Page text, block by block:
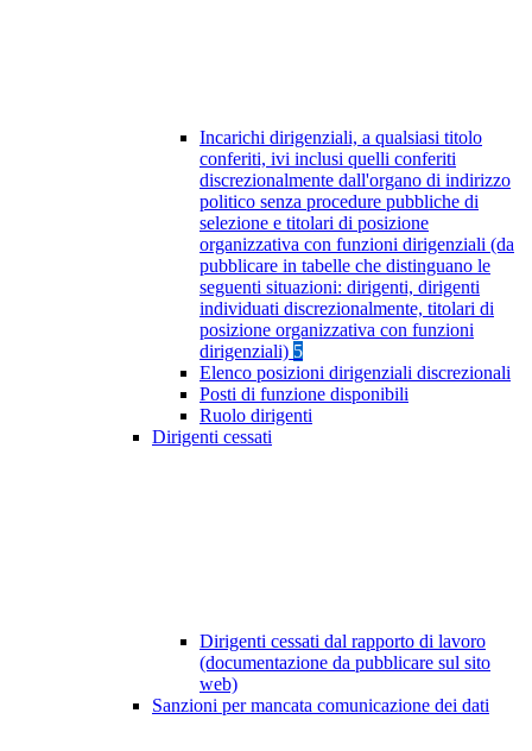
Incarichi dirigenziali, a qualsiasi titolo
conferiti, ivi inclusi quelli conferiti
discrezionalmente dall'organo di indirizzo
politico senza procedure pubbliche di
selezione e titolari di posizione
organizzativa con funzioni dirigenziali (da
pubblicare in tabelle che distinguano le
seguenti situazioni: dirigenti, dirigenti
individuati discrezionalmente, titolari di
posizione organizzativa con funzioni
dirigenziali) 5
Elenco posizioni dirigenziali discrezionali
Posti di funzione disponibili
Ruolo dirigenti
Dirigenti cessati
Dirigenti cessati dal rapporto di lavoro
(documentazione da pubblicare sul sito
web)
Sanzioni per mancata comunicazione dei dati